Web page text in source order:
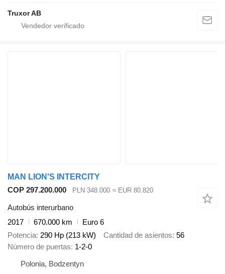
Truxor AB
MAN LION'S INTERCITY
COP 297.200.000
PLN 348.000 ≈ EUR 80.820
Autobús interurbano
2017
670.000 km
Euro 6
Potencia 290 Hp (213 kW) Cantidad de asientos 56
Número de puertas 1-2-0
Polonia, Bodzentyn